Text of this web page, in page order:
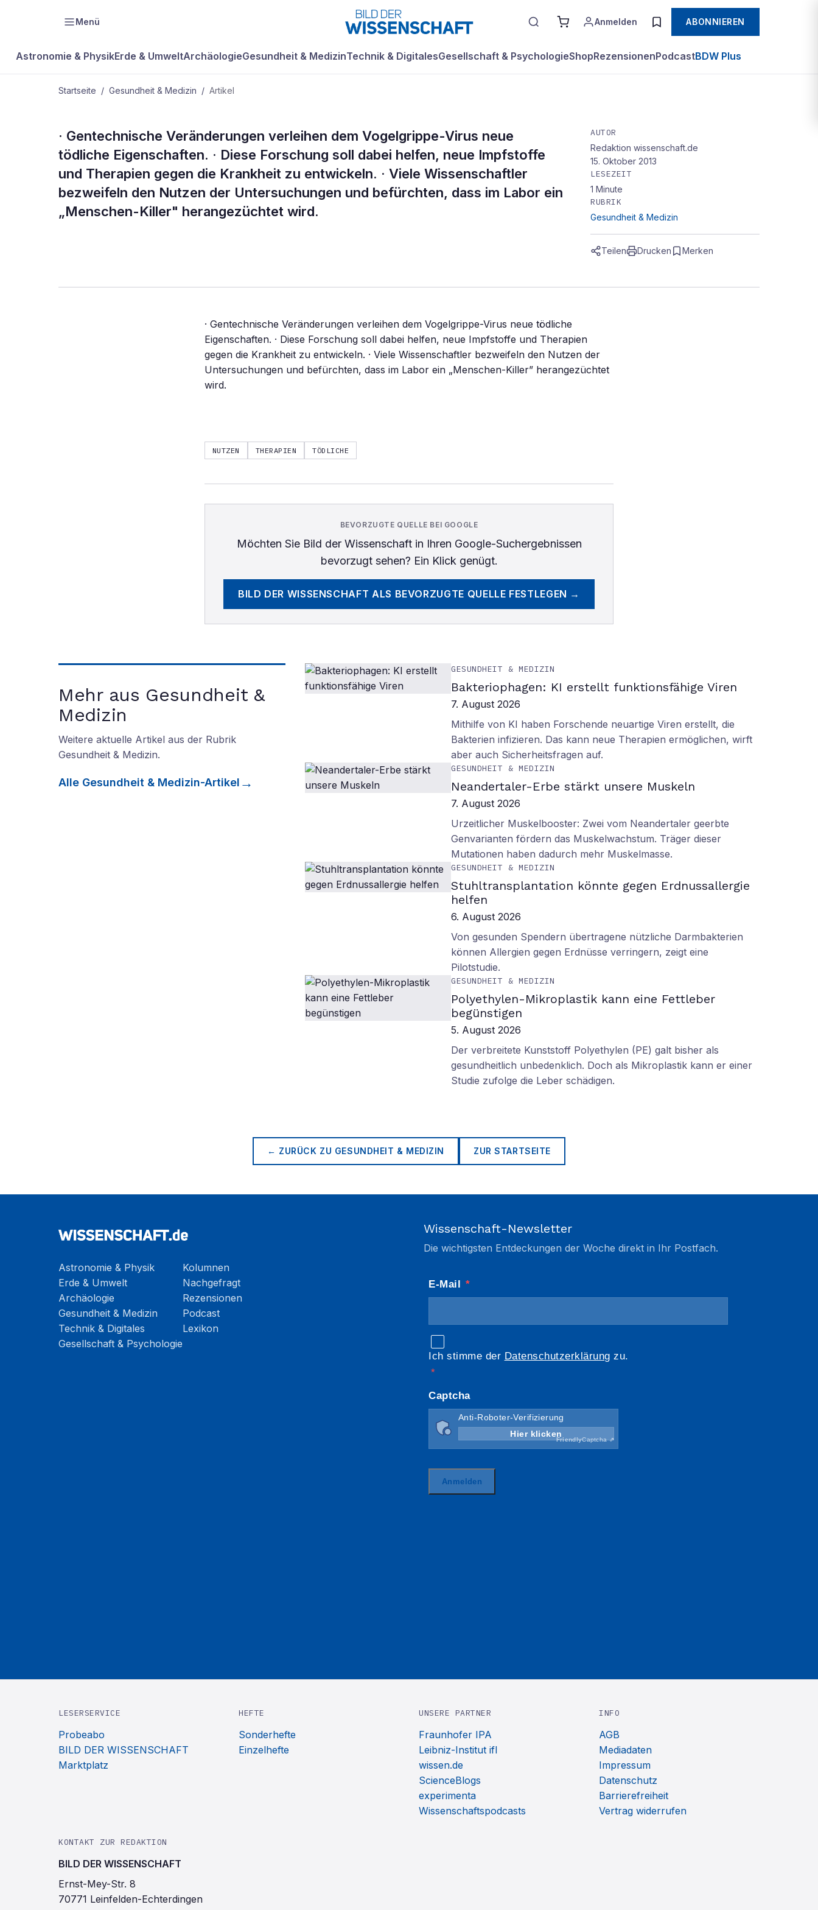
Menü Anmelden ABONNIEREN
Astronomie & PhysikErde & UmweltArchäologieGesundheit & MedizinTechnik & DigitalesGesellschaft & PsychologieShopRezensionenPodcastBDW Plus
Startseite / Gesundheit & Medizin / Artikel
GESUNDHEIT & MEDIZIN
Kompakt
· Gentechnische Veränderungen verleihen dem Vogelgrippe-Virus neue
tödliche Eigenschaften. · Diese Forschung soll dabei helfen, neue Impfstoffe
und Therapien gegen die Krankheit zu entwickeln. · Viele Wissenschaftler
bezweifeln den Nutzen der Untersuchungen und befürchten, dass im Labor ein
„Menschen-Killer" herangezüchtet wird.
AUTOR
Redaktion wissenschaft.de
15. Oktober 2013
LESEZEIT
1 Minute
RUBRIK
Gesundheit & Medizin
Teilen Drucken Merken
· Gentechnische Veränderungen verleihen dem Vogelgrippe-Virus neue tödliche
Eigenschaften. · Diese Forschung soll dabei helfen, neue Impfstoffe und Therapien
gegen die Krankheit zu entwickeln. · Viele Wissenschaftler bezweifeln den Nutzen der
Untersuchungen und befürchten, dass im Labor ein „Menschen-Killer” herangezüchtet
wird.
NUTZEN THERAPIEN TÖDLICHE
BEVORZUGTE QUELLE BEI GOOGLE
Möchten Sie Bild der Wissenschaftin Ihren Google-Suchergebnissen
bevorzugt sehen? Ein Klick genügt.
BILD DER WISSENSCHAFT ALS BEVORZUGTE QUELLE FESTLEGEN →
Mehr aus Gesundheit &
Medizin
Weitere aktuelle Artikel aus der Rubrik
Gesundheit & Medizin.
Alle Gesundheit & Medizin-Artikel
GESUNDHEIT & MEDIZIN
Bakteriophagen: KI erstellt funktionsfähige Viren
7. August 2026
Mithilfe von KI haben Forschende neuartige Viren erstellt, die
Bakterien infizieren. Das kann neue Therapien ermöglichen, wirft
aber auch Sicherheitsfragen auf.
GESUNDHEIT & MEDIZIN
Neandertaler-Erbe stärkt unsere Muskeln
7. August 2026
Urzeitlicher Muskelbooster: Zwei vom Neandertaler geerbte
Genvarianten fördern das Muskelwachstum. Träger dieser
Mutationen haben dadurch mehr Muskelmasse.
GESUNDHEIT & MEDIZIN
Stuhltransplantation könnte gegen Erdnussallergie
helfen
6. August 2026
Von gesunden Spendern übertragene nützliche Darmbakterien
können Allergien gegen Erdnüsse verringern, zeigt eine
Pilotstudie.
GESUNDHEIT & MEDIZIN
Polyethylen-Mikroplastik kann eine Fettleber
begünstigen
5. August 2026
Der verbreitete Kunststoff Polyethylen (PE) galt bisher als
gesundheitlich unbedenklich. Doch als Mikroplastik kann er einer
Studie zufolge die Leber schädigen.
← ZURÜCK ZU GESUNDHEIT & MEDIZIN ZUR STARTSEITE
Astronomie & Physik
Erde & Umwelt
Archäologie
Gesundheit & Medizin
Technik & Digitales
Gesellschaft & Psychologie
Kolumnen
Nachgefragt
Rezensionen
Podcast
Lexikon
Wissenschaft-Newsletter
Die wichtigsten Entdeckungen der Woche direkt in Ihr Postfach.
LESERSERVICE
Probeabo
BILD DER WISSENSCHAFT
Marktplatz
HEFTE
Sonderhefte
Einzelhefte
UNSERE PARTNER
Fraunhofer IPA
Leibniz-Institut ifl
wissen.de
ScienceBlogs
experimenta
Wissenschaftspodcasts
INFO
AGB
Mediadaten
Impressum
Datenschutz
Barrierefreiheit
Vertrag widerrufen
KONTAKT ZUR REDAKTION
BILD DER WISSENSCHAFT
Ernst-Mey-Str. 8
70771 Leinfelden-Echterdingen